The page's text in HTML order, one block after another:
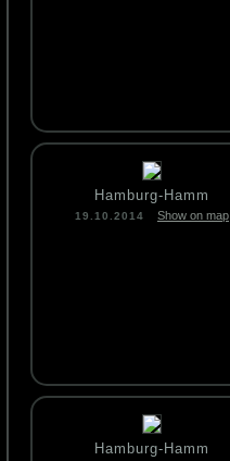
Hamburg-Hamm
19.10.2014 Show on map
Hamburg-Hamm